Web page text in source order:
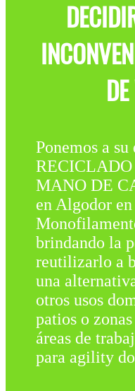
Ponemos a
MANO DE
en Algodor
brindando la
reutilizarlo a
una
otros usos
patios o
áreas de
para agility